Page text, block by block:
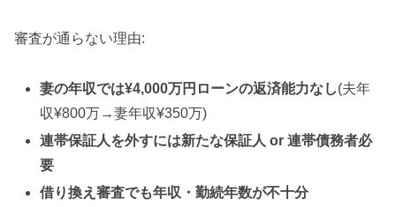
審査が通らない理由:
妻の年収では¥4,000万円ローンの返済能力なし(夫年
収¥800万→妻年収¥350万)
連帯保証人を外すには新たな保証人 or 連帯債務者必
要
借り換え審査でも年収・勤続年数が不十分